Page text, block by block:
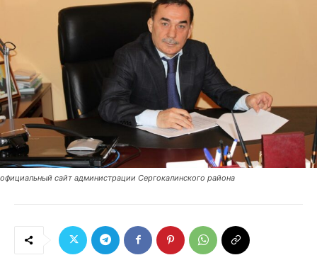
официальный сайт администрации Сергокалинского района